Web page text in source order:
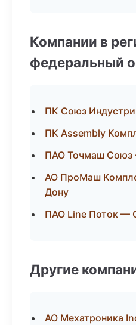
Компании в
федеральный
ПК Союз
ПК Assembly
ПАО Точмаш
АО ПроМаш
Дону
ПАО Line Поток —
Другие
АО Мехатроника